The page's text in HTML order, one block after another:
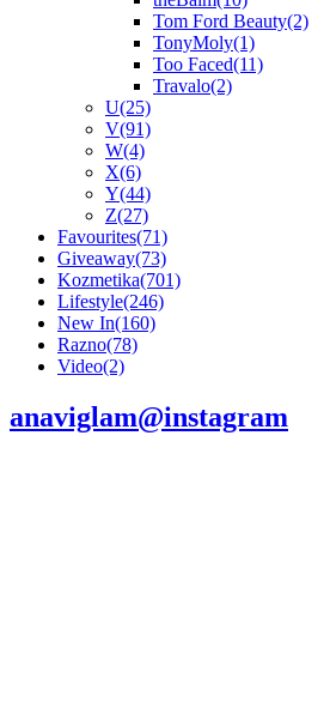
Tom Ford Beauty(2)
TonyMoly(1)
Too Faced(11)
Travalo(2)
U(25)
V(91)
W(4)
X(6)
Y(44)
Z(27)
Favourites(71)
Giveaway(73)
Kozmetika(701)
Lifestyle(246)
New In(160)
Razno(78)
Video(2)
anaviglam@instagram